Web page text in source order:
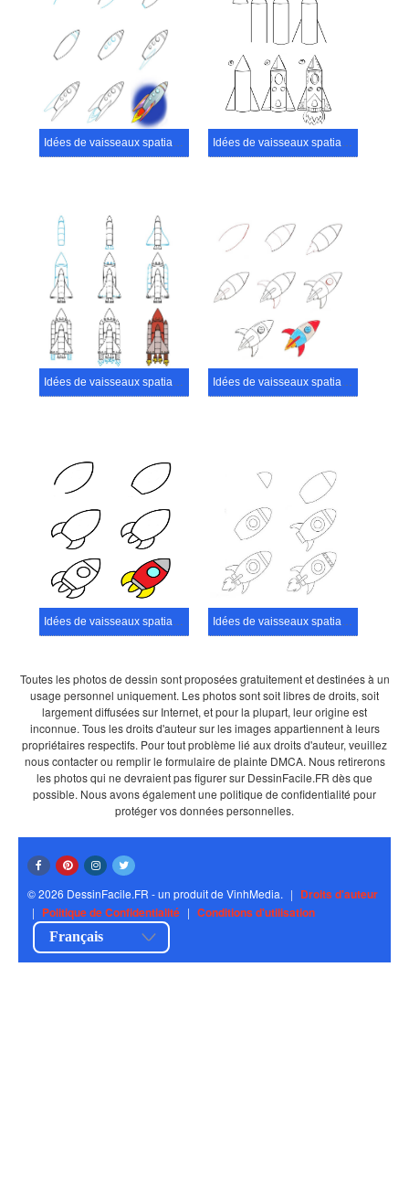
Idées de vaisseaux spatiaux (36) Idées de vaisseaux spatiaux (26)
Idées de vaisseaux spatiaux (37) Idées de vaisseaux spatiaux (35)
Idées de vaisseaux spatiaux (3) Idées de vaisseaux spatiaux (21)
Toutes les photos de dessin sont proposées gratuitement et destinées à un
usage personnel uniquement. Les photos sont soit libres de droits, soit
largement diffusées sur Internet, et pour la plupart, leur origine est
inconnue. Tous les droits d'auteur sur les images appartiennent à leurs
propriétaires respectifs. Pour tout problème lié aux droits d'auteur, veuillez
nous contacter ou remplir le formulaire de plainte DMCA. Nous retirerons
les photos qui ne devraient pas figurer sur DessinFacile.FR dès que
possible. Nous avons également une politique de confidentialité pour
protéger vos données personnelles.
© 2026 DessinFacile.FR - un produit de VinhMedia. | Droits d'auteur
| Politique de Confidentialité | Conditions d'utilisation
Français